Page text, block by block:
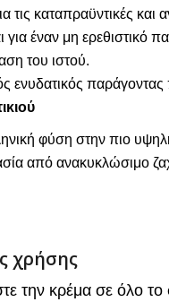
τις καταπραϋντικές και
για έναν μη ερεθιστικό
του ιστού.
ενυδατικός
φύση στην πιο
από ανακυκλώσιμο
χρήσης
την κρέμα σε όλο το